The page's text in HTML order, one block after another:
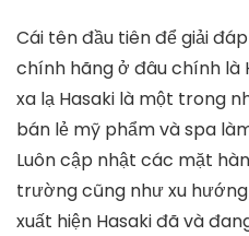
Cái tên đầu tiên để giải
chính hãng ở đâu chính là
xa lạ Hasaki là một trong
bán lẻ mỹ phẩm và spa
Luôn cập nhật các mặt
trường cũng như xu
xuất hiện Hasaki đã và